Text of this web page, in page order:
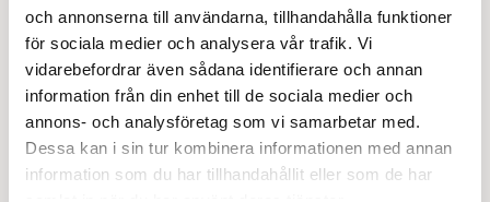
och annonserna till användarna, tillhandahålla funktioner
för sociala medier och analysera vår trafik. Vi
vidarebefordrar även sådana identifierare och annan
information från din enhet till de sociala medier och
annons- och analysföretag som vi samarbetar med.
Dessa kan i sin tur kombinera informationen med annan
information som du har tillhandahållit eller som de har
Gammel Strand
0 kr